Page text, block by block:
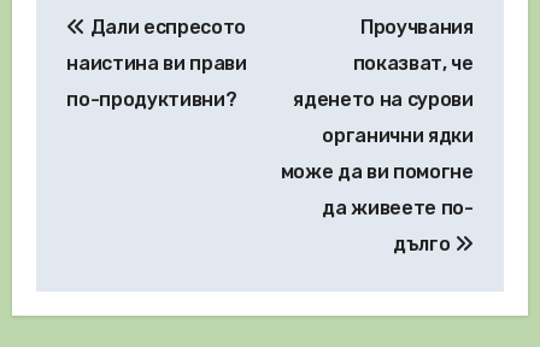
Дали еспресото
наистина ви прави
по-продуктивни?
Проучвания
показват, че
яденето на сурови
органични ядки
може да ви помогне
да живеете по-
дълго